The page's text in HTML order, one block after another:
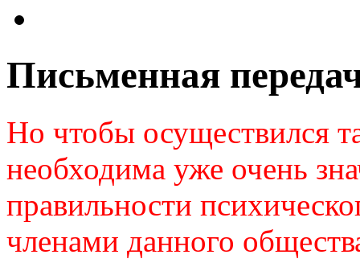
Письменная
Но чтобы осуществился
необходима уже очень
правильности
членами данного